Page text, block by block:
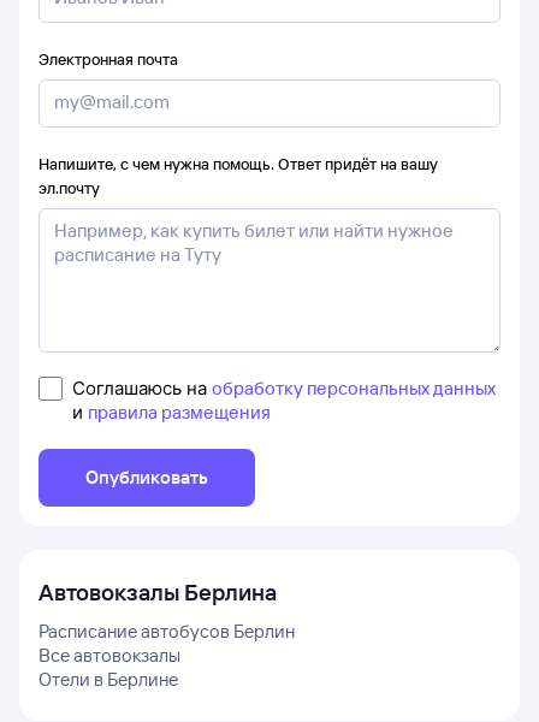
Электронная почта
Напишите, с чем нужна помощь. Ответ придёт на вашу
эл.почту
Соглашаюсь на обработку персональных данных
и правила размещения
Опубликовать
Автовокзалы Берлина
Расписание автобусов Берлин
Все автовокзалы
Отели в Берлине